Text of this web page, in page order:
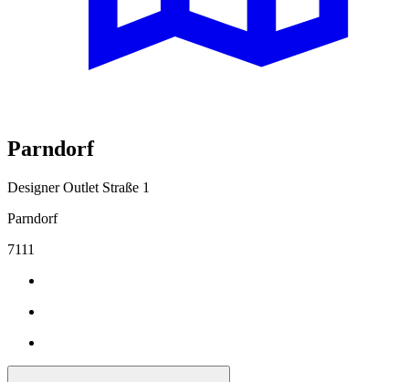
Parndorf
Designer Outlet Straße 1
Parndorf
7111